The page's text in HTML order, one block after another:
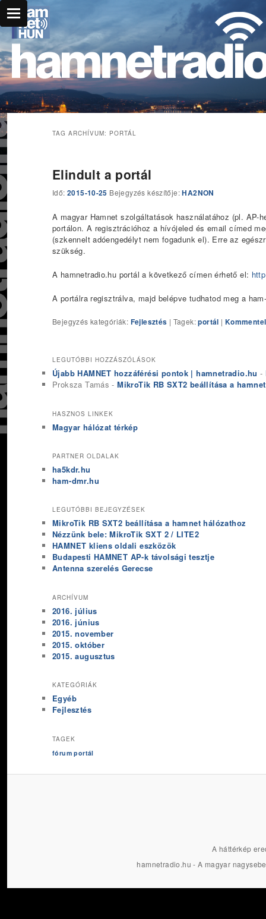
Főmenü
Ugrás az elsődleges tartalomra
Ugrás a másodlagos tartalomra
TAG ARCHÍVUM: PORTÁL
Elindult a portál
Idő: 2015-10-25 Bejegyzés készítője:HA2NON
A magyar Hamnet szolgáltatások használatához (pl.
portálon. A regisztrációhoz a hívójeled és email címed
(szkennelt adóengedélyt nem fogadunk el). Erre az
szükség.
A hamnetradio.hu portál a következő címen érhető el:
A portálra regisztrálva, majd belépve tudhatod meg a
Bejegyzés kategóriák: Fejlesztés | Tagek: portál |
LEGUTÓBBI HOZZÁSZÓLÁSOK
Újabb HAMNET hozzáférési pontok | hamnetradio.hu -
Proksza Tamás -MikroTik RB SXT2 beállítása a
HASZNOS LINKEK
Magyar hálózat térkép
PARTNER OLDALAK
ha5kdr.hu
ham-dmr.hu
LEGUTÓBBI BEJEGYZÉSEK
MikroTik RB SXT2 beállítása a hamnet hálózathoz
Nézzünk bele: MikroTik SXT 2 / LITE2
HAMNET kliens oldali eszközök
Budapesti HAMNET AP-k távolsági tesztje
Antenna szerelés Gerecse
ARCHÍVUM
2016. július
2016. június
2015. november
2015. október
2015. augusztus
KATEGÓRIÁK
Egyéb
Fejlesztés
TAGEK
fórum portál
A háttérkép
hamnetradio.hu - A magyar